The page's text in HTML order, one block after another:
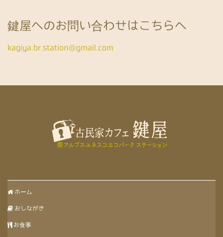
鍵屋へのお問い合わせはこちらへ
kagiya.br.station@gmail.com
ホーム
おしながき
お食事